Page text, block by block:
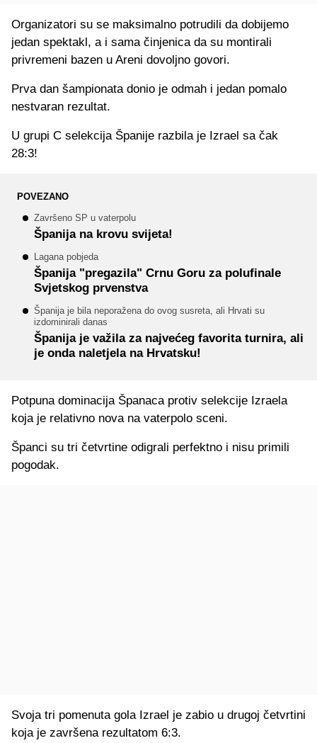
Organizatori su se maksimalno potrudili da dobijemo
jedan spektakl, a i sama činjenica da su montirali
privremeni bazen u Areni dovoljno govori.
Prva dan šampionata donio je odmah i jedan pomalo
nestvaran rezultat.
U grupi C selekcija Španije razbila je Izrael sa čak
28:3!
POVEZANO
Završeno SP u vaterpolu
Španija na krovu svijeta!
Lagana pobjeda
Španija "pregazila" Crnu Goru za polufinale
Svjetskog prvenstva
Španija je bila neporažena do ovog susreta, ali Hrvati su
izdominirali danas
Španija je važila za najvećeg favorita turnira, ali
je onda naletjela na Hrvatsku!
Potpuna dominacija Španaca protiv selekcije Izraela
koja je relativno nova na vaterpolo sceni.
Španci su tri četvrtine odigrali perfektno i nisu primili
pogodak.
Svoja tri pomenuta gola Izrael je zabio u drugoj četvrtini
koja je završena rezultatom 6:3.